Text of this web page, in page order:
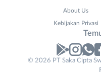
No. Telp /
About Us
Kebijakan Privasi
© 2026 PT Saka Cipta